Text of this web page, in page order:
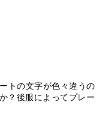
トの文字が色々違うの
？後服によってプレー